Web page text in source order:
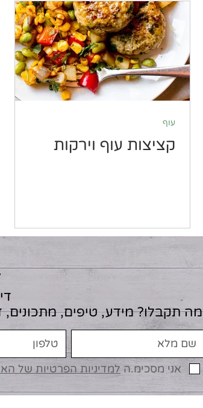
עוף
קציצות עוף וירקות
מה תקבלו? מידע, טיפים,
אני מסכימ.ה למדיניות הפרטיות של